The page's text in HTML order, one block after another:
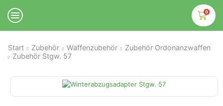
0
Start Zubehör Waffenzubehör
Zubehör Ordonanzwaffen
Zubehör Stgw. 57